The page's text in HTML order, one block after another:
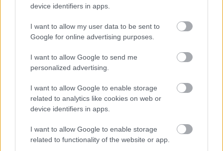
device identifiers in apps.
I want to allow my user data to be sent to
Google for online advertising purposes.
I want to allow Google to send me
personalized advertising.
I want to allow Google to enable storage
related to analytics like cookies on web or
device identifiers in apps.
I want to allow Google to enable storage
related to functionality of the website or app.
Szeleshát Pinot Noir 2009
Szepsy István Hárslevelű, Király-dűlő
2006
Szólj hozzá!